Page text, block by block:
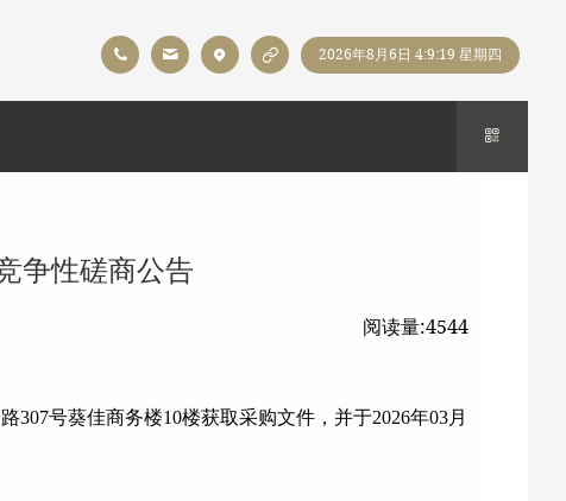
2026年8月6日 4:9:20 星期四
争性磋商公告
阅读量:4544
号葵佳商务楼10楼获取采购文件，并于2026年03月